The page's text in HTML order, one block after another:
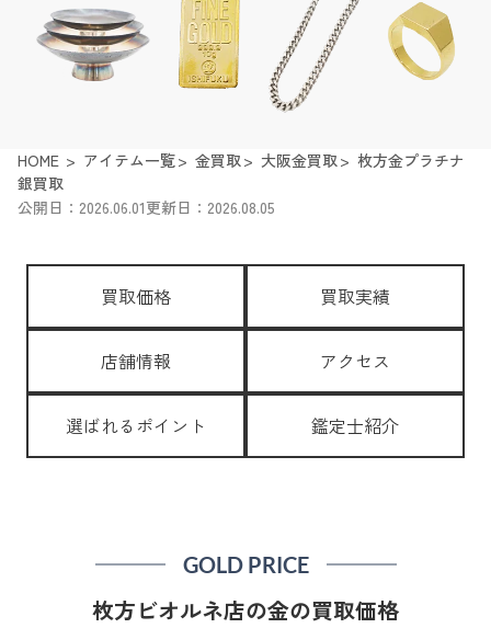
HOME アイテム一覧 金買取 大阪金買取
枚方金プラチナ
銀買取
公開日：2026.06.01更新日：2026.08.05
買取価格 買取実績
店舗情報 アクセス
選ばれるポイント 鑑定士紹介
GOLD PRICE
枚方ビオルネ店の金の買取価格